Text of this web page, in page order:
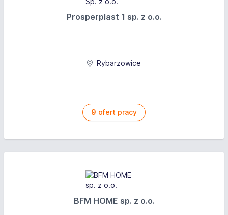
dostęp do strefy SPA, szkolenia branżowe),
firmy.
Prosperplast 1 sp. z o.o.
Rybarzowice
9 ofert pracy
BFM HOME sp. z o.o.